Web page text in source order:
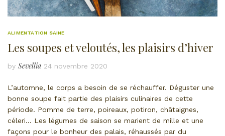
ALIMENTATION SAINE
Les soupes et veloutés, les plaisirs d’hiver
by Sevellia 24 novembre 2020
L’automne, le corps a besoin de se réchauffer. Déguster une
bonne soupe fait partie des plaisirs culinaires de cette
période. Pomme de terre, poireaux, potiron, châtaignes,
céleri… Les légumes de saison se marient de mille et une
façons pour le bonheur des palais, réhaussés par du